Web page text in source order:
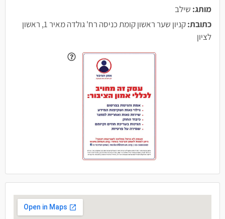
מותג: שילב
כתובת:
קניון שער ראשון קומת כניסה רח' גולדה מאיר 1, ראשון
לציון